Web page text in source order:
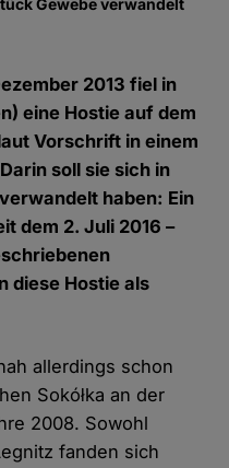
Gewebe verwandelt
2013 fiel in
eine Hostie auf dem
Vorschrift in einem
soll sie sich in
haben: Ein
dem 2. Juli 2016 –
diese Hostie als
allerdings schon
Sokółka an der
2008. Sowohl
fanden sich